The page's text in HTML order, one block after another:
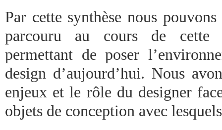
Par cette synthèse nous
parcouru au cours de cette
permettant de poser
design d’aujourd’hui. Nous
enjeux et le rôle du designer
objets de conception avec